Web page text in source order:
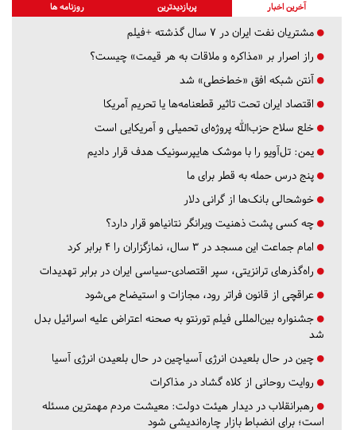
آخرین اخبار پربازدیدترین روزنامه ها
مشتریان نفت ایران در ۷ سال گذشته +فیلم
راز اصرار بر «مذاکره و ملاقات به هر قیمت» چیست؟
آنتن شبکه افق «خط‌خطی» شد
اقتصاد ایران تحت تاثیر قطعنامه‌ها یا تحریم‌ آمریکا
خلع سلاح حزب‌الله پروژه‌ای تحمیلی و آمریکایی است
یمن: تل‌آویو را با موشک هایپرسونیک هدف قرار دادیم
پنج درس‌ حمله به قطر برای ما
خوشحالی بانک‌ها از گرانی دلار
چه کسی پشت ذهنیت ویرانگر نتانیاهو قرار دارد؟
امام جماعت این مسجد در ۳ سال، نمازگزاران را ۴ برابر کرد
راه‌گذرهای ترانزیتی، سپر اقتصادی-سیاسی ایران در برابر تهدیدات
عراقچی از قانون فراتر رود، مجازات و استیضاح می‌شود
جشنواره بین‌المللی فیلم تورنتو به صحنه اعتراض علیه اسرائیل بدل
شد
چین در حال بلعیدن انرژی آسیاچین در حال بلعیدن انرژی آسیا
روایت روحانی از کلاه گشاد در مذاکرات
رهبرانقلاب در دیدار هیئت دولت: معیشت مردم مهمترین مسئله
است؛ برای انضباط بازار چاره‌اندیشی شود